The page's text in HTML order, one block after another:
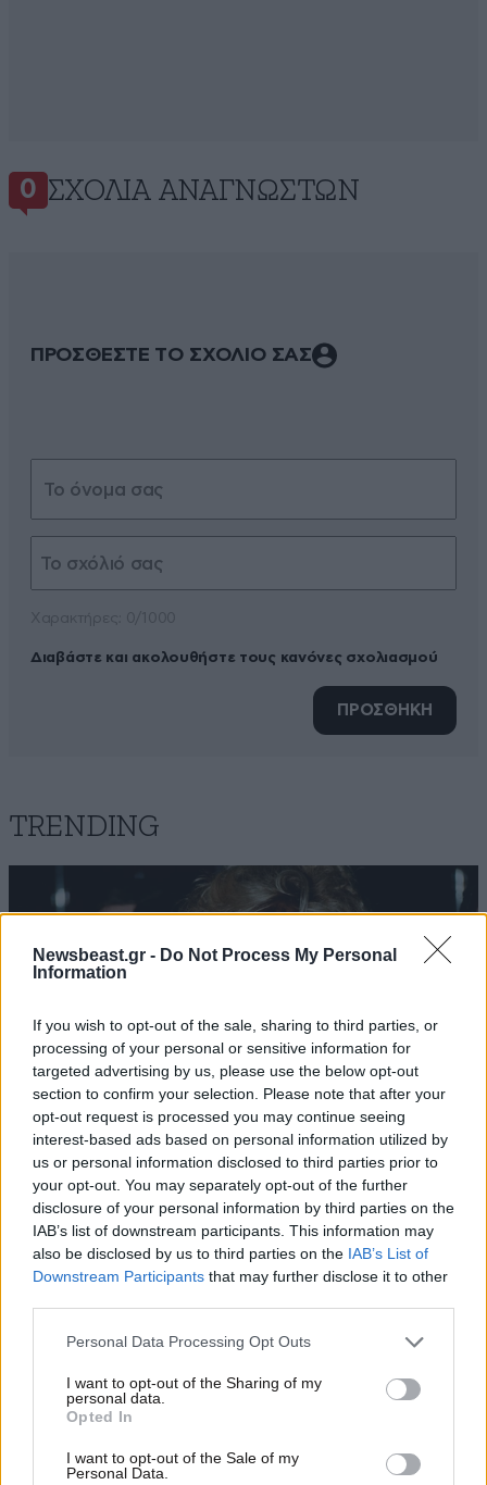
Newsbeast.gr - Do Not Process My Personal
Information
If you wish to opt-out of the sale, sharing to third parties, or
processing of your personal or sensitive information for
targeted advertising by us, please use the below opt-out
section to confirm your selection. Please note that after your
opt-out request is processed you may continue seeing
interest-based ads based on personal information utilized by
us or personal information disclosed to third parties prior to
your opt-out. You may separately opt-out of the further
disclosure of your personal information by third parties on the
IAB’s list of downstream participants. This information may
also be disclosed by us to third parties on the IAB’s List of
Downstream Participants that may further disclose it to other
Please note that this website/app uses one or more Google
not limited to your visit or usage behaviour. You may click to
grant or deny consent to Google and its third-party tags to
use your data for below specified purposes in below Google
consent section.
Personal Data Processing Opt Outs
I want to opt-out of the Sharing of my
personal data.
Opted In
I want to opt-out of the Sale of my
Personal Data.
0 ΣΧΌΛΙΑ ΑΝΑΓΝΩΣΤΏΝ
ΠΡΟΣΘΕΣΤΕ ΤΟ ΣΧΟΛΙΟ ΣΑΣ
Διαβάστε και ακολουθήστε τους κανόνες σχολιασμού
ΠΡΟΣΘΗΚΗ
TRENDING
ΕΛΛΑΔΑ06·08·2026 00:09
Σαν σήμερα 6 Αυγούστου: Πεθαίνει η Ρίτα
Σακελλαρίου, η λαϊκή ντίβα που έκανε τη ζωή
της τραγούδι